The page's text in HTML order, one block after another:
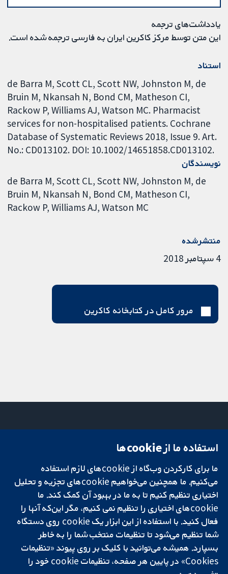
یادداشت‌های ترجمه
این متن توسط مرکز کاکرین ایران به فارسی ترجمه شده است.
استناد
de Barra M, Scott CL, Scott NW, Johnston M, de
Bruin M, Nkansah N, Bond CM, Matheson CI,
Rackow P, Williams AJ, Watson MC. Pharmacist
services for non-hospitalised patients. Cochrane
Database of Systematic Reviews 2018, Issue 9. Art.
No.: CD013102. DOI: 10.1002/14651858.CD013102.
نویسندگان
de Barra M Scott CL Scott NW Johnston M de
Bruin M Nkansah N Bond CM Matheson CI
Rackow P Williams AJ Watson MC
منتشرشده
4 سپتامبر 2018
مرور کامل در کتابخانه کاکرین
تحقیقات قابل
اعتماد.
تصمیم‌گیری آگاهانه.
سلامت بهتر.
میدان کاوندیش
لندن
W1G 0AN
بریتانیا
دفتر رسانه‌ای
درباره ما
فرصت‌های
شغلی
Cochrane
Library
شبکه همکاری کاکرین، یک مؤسسه خیریه (شماره 1045921) و یک شرکت با
استفاده ما از cookie‌ها
ما برای کارکردن وب‌گاه از cookie‌های لازم استفاده
می‌کنیم. ما همچنین می‌خواهیم cookie‌های تجزیه و تحلیل
اختیاری تنظیم کنیم تا به ما در بهبود آن کمک کند. ما
cookie‌های اختیاری را تنظیم نمی کنیم، مگر این‌که آنها را
فعال کنید. با استفاده از این ابزار یک cookie‌ روی دستگاه
شما تنظیم می‌شود تا تنظیمات منتخب شما را به خاطر
بسپارد. همیشه می‌توانید با کلیک بر روی پیوند «تنظیمات
Cookies» در پایین هر صفحه، تنظیمات cookie‌ خود را